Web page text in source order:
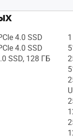
4.0 SSD
4.0 SSD
SSD, 128 ГБ